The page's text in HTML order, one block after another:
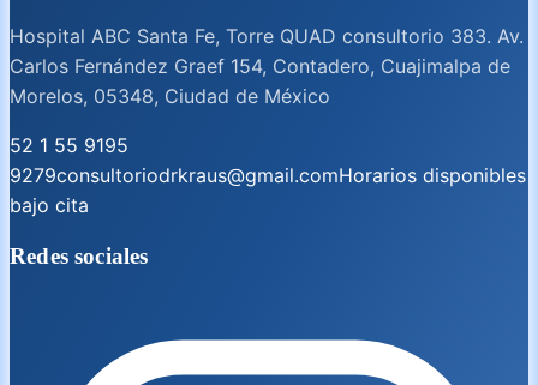
Hospital ABC Santa Fe, Torre QUAD consultorio 383. Av.
Carlos Fernández Graef 154, Contadero, Cuajimalpa de
Morelos, 05348, Ciudad de México
52 1 55 9195
9279consultoriodrkraus@gmail.comHorarios disponibles
bajo cita
Redes sociales